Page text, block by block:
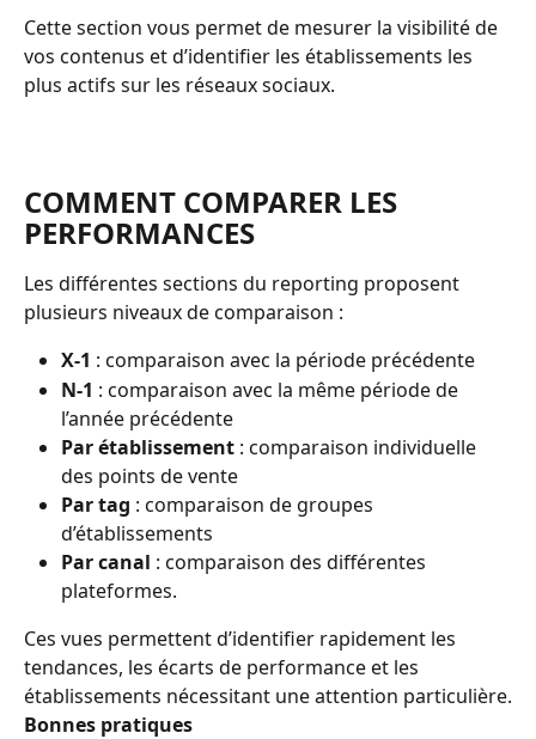
Cette section vous permet de mesurer la visibilité de
vos contenus et d’identifier les établissements les
plus actifs sur les réseaux sociaux.
COMMENT COMPARER LES
PERFORMANCES
Les différentes sections du reporting proposent
plusieurs niveaux de comparaison :
X-1 : comparaison avec la période précédente
N-1 : comparaison avec la même période de
l’année précédente
Par établissement : comparaison individuelle
des points de vente
Par tag : comparaison de groupes
d’établissements
Par canal : comparaison des différentes
plateformes.
Ces vues permettent d’identifier rapidement les
tendances, les écarts de performance et les
établissements nécessitant une attention particulière.
Bonnes pratiques